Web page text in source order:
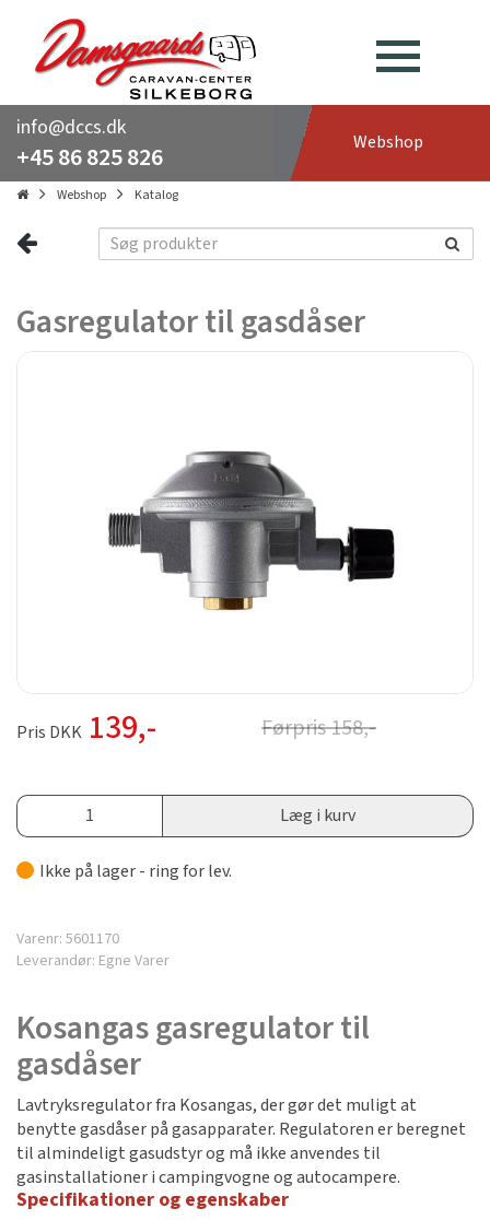
info@dccs.dk
+45 86 825 826 Webshop
Webshop Katalog
Gasregulator til gasdåser
Pris DKK 139,- Førpris158,-
Læg i kurv
Ikke på lager - ring for lev.
Varenr: 5601170
Leverandør: Egne Varer
Kosangas gasregulator til
gasdåser
Lavtryksregulator fra Kosangas, der gør det muligt at
benytte gasdåser på gasapparater. Regulatoren er beregnet
til almindeligt gasudstyr og må ikke anvendes til
gasinstallationer i campingvogne og autocampere.
Specifikationer og egenskaber